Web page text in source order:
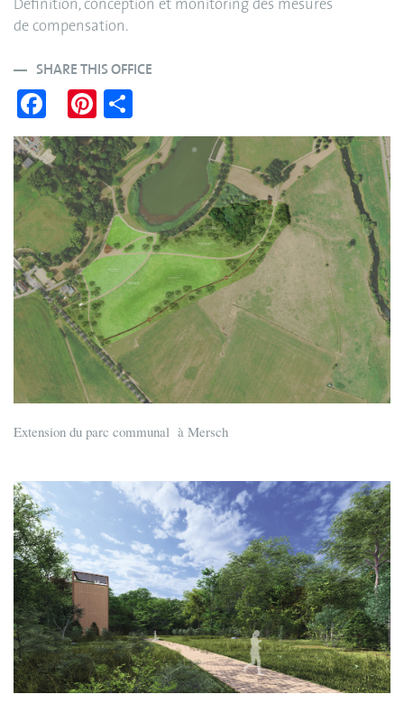
Définition, conception et monitoring des mesures
de compensation.
SHARE THIS OFFICE
Fa
ce
bo
ok
Pi
nt
er
es
t
ha
re
Extension du parc communal à Mersch